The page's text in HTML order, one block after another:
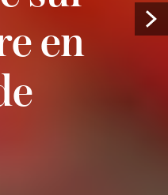
en